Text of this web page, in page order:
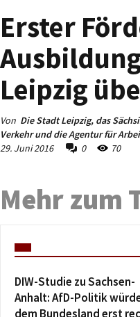
Erster
Leipzig
Von Die Stadt Leipzig, das
Verkehr und die Agentur für
29. Juni 2016
0 70
Mehr zum
DIW-Studie zu Sachsen-
Anhalt: AfD-Politik
dem Bundesland erst